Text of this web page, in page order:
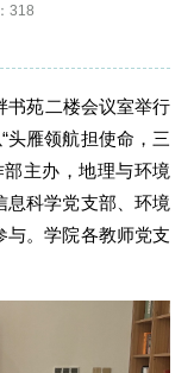
318
书苑二楼会议室举行
头雁领航担使命，三
主办，地理与环境
息科学党支部、环境
与。学院各教师党支